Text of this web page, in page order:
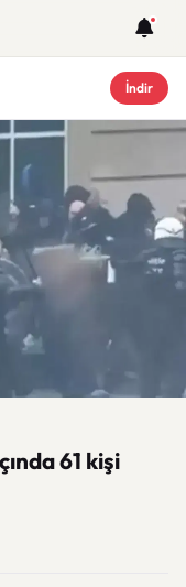
İndir
61 kişi